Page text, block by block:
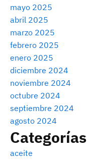
mayo 2025
abril 2025
marzo 2025
febrero 2025
enero 2025
diciembre 2024
noviembre 2024
octubre 2024
septiembre 2024
agosto 2024
Categorías
aceite